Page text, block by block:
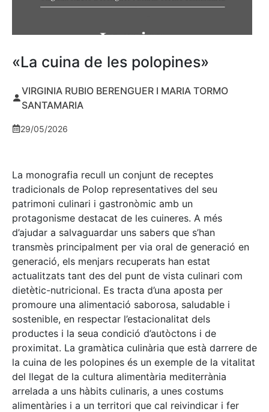
«La cuina de les polopines»
VIRGINIA RUBIO BERENGUER I MARIA TORMO
SANTAMARIA
29/05/2026
La monografia recull un conjunt de receptes
tradicionals de Polop representatives del seu
patrimoni culinari i gastronòmic amb un
protagonisme destacat de les cuineres. A més
d’ajudar a salvaguardar uns sabers que s’han
transmès principalment per via oral de generació en
generació, els menjars recuperats han estat
actualitzats tant des del punt de vista culinari com
dietètic-nutricional. Es tracta d’una aposta per
promoure una alimentació saborosa, saludable i
sostenible, en respectar l’estacionalitat dels
productes i la seua condició d’autòctons i de
proximitat. La gramàtica culinària que està darrere de
la cuina de les polopines és un exemple de la vitalitat
del llegat de la cultura alimentària mediterrània
arrelada a uns hàbits culinaris, a unes costums
alimentàries i a un territori que cal reivindicar i fer